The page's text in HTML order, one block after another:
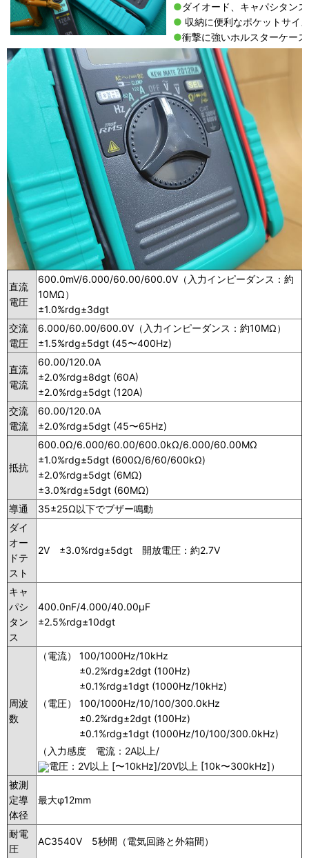
●ダイオード、キャパシタン
● 収納に便利なポケットサイ
●衝撃に強いホルスターケース
直流
電圧
600.0mV/6.000/60.00/600.0V（入力インピーダンス：約
10MΩ）
±1.0%rdg±3dgt
交流
電圧
6.000/60.00/600.0V（入力インピーダンス：約10MΩ）
±1.5%rdg±5dgt (45〜400Hz)
直流
電流
60.00/120.0A
±2.0%rdg±8dgt (60A)
±2.0%rdg±5dgt (120A)
交流
電流
60.00/120.0A
±2.0%rdg±5dgt (45〜65Hz)
抵抗
600.0Ω/6.000/60.00/600.0kΩ/6.000/60.00MΩ
±1.0%rdg±5dgt (600Ω/6/60/600kΩ)
±2.0%rdg±5dgt (6MΩ)
±3.0%rdg±5dgt (60MΩ)
導通
35±25Ω以下でブザー鳴動
ダイ
オー
ドテ
スト
2V ±3.0%rdg±5dgt 開放電圧：約2.7V
キャ
パシ
タン
ス
400.0nF/4.000/40.00μF
±2.5%rdg±10dgt
周波
数
（電流）
100/1000Hz/10kHz
±0.2%rdg±2dgt (100Hz)
±0.1%rdg±1dgt (1000Hz/10kHz)
（電圧）
100/1000Hz/10/100/300.0kHz
±0.2%rdg±2dgt (100Hz)
±0.1%rdg±1dgt (1000Hz/10/100/300.0kHz)
（入力感度 電流：2A以上/
電圧：2V以上 [〜10kHz]/20V以上 [10k〜300kHz]）
被測
定導
体径
最大φ12mm
耐電
圧
AC3540V 5秒間（電気回路と外箱間）